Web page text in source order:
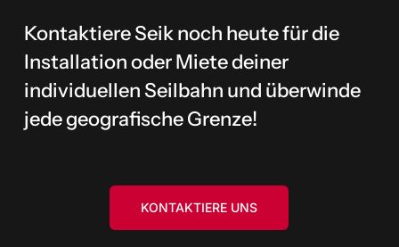
Kontaktiere Seik noch heute für die
Installation oder Miete deiner
individuellen Seilbahn und überwinde
jede geografische Grenze!
KONTAKTIERE UNS